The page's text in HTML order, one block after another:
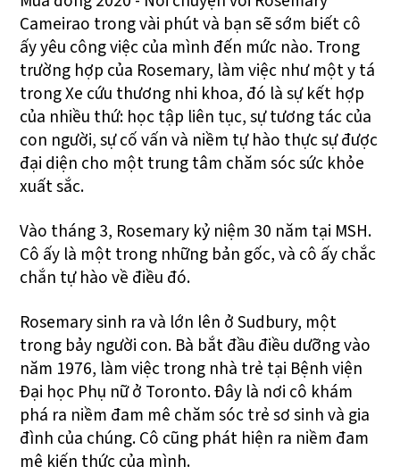
Cameirao trong vài phút và bạn sẽ sớm biết cô
ấy yêu công việc của mình đến mức nào. Trong
trường hợp của Rosemary, làm việc như một y tá
trong Xe cứu thương nhi khoa, đó là sự kết hợp
của nhiều thứ: học tập liên tục, sự tương tác của
con người, sự cố vấn và niềm tự hào thực sự được
đại diện cho một trung tâm chăm sóc sức khỏe
xuất sắc.
Vào tháng 3, Rosemary kỷ niệm 30 năm tại MSH.
Cô ấy là một trong những bản gốc, và cô ấy chắc
chắn tự hào về điều đó.
Rosemary sinh ra và lớn lên ở Sudbury, một
trong bảy người con. Bà bắt đầu điều dưỡng vào
năm 1976, làm việc trong nhà trẻ tại Bệnh viện
Đại học Phụ nữ ở Toronto. Đây là nơi cô khám
phá ra niềm đam mê chăm sóc trẻ sơ sinh và gia
đình của chúng. Cô cũng phát hiện ra niềm đam
mê kiến thức của mình.